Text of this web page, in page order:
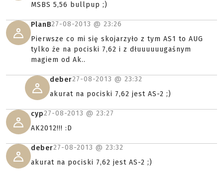
MSBS 5,56 bullpup ;)
PlanB27-08-2013 @ 23:26
Pierwsze co mi się skojarzyło z tym AS1 to AUG
tylko że na pociski 7,62 i z dłuuuuuugaśnym
magiem od Ak..
deber27-08-2013 @ 23:32
akurat na pociski 7,62 jest AS-2 ;)
cyp27-08-2013 @ 23:27
AK2012!!! :D
deber27-08-2013 @ 23:32
akurat na pociski 7,62 jest AS-2 ;)